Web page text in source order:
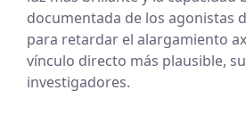
documentada de los agonistas
para retardar el alargamiento
vínculo directo más plausible,
investigadores.